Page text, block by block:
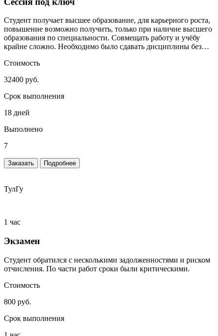
Студент получает высшее образование, для карьерного роста,
повышение возможно получить, только при наличие высшего
образования по специальности. Совмещать работу и учёбу
крайне сложно. Необходимо было сдавать дисциплины без
Стоимость
32400 руб.
Срок выполнения
18 дней
Выполнено
7
Заказать Подробнее
ТулГу
1 час
Экзамен
Студент обратился с несколькими задолженностями и риском
отчисления. По части работ сроки были критическими.
Стоимость
800 руб.
Срок выполнения